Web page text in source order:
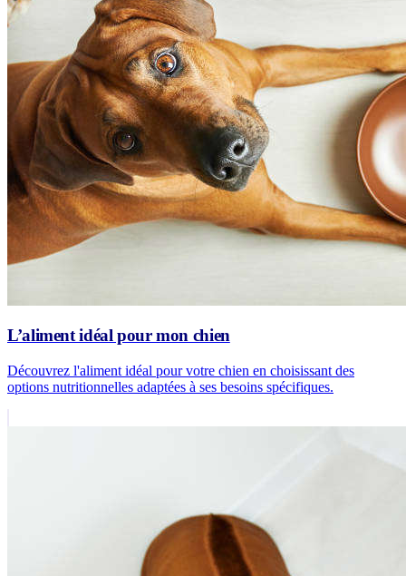
L’aliment idéal pour mon chien
Découvrez l'aliment idéal pour votre chien en choisissant des
options nutritionnelles adaptées à ses besoins spécifiques.